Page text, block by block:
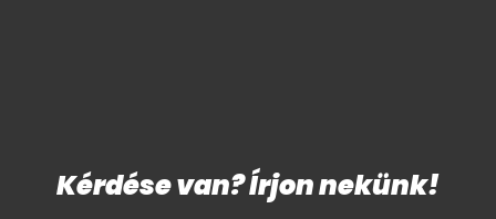
Kérdése van? Írjon nekünk!